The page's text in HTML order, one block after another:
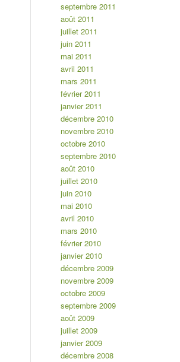
septembre 2011
août 2011
juillet 2011
juin 2011
mai 2011
avril 2011
mars 2011
février 2011
janvier 2011
décembre 2010
novembre 2010
octobre 2010
septembre 2010
août 2010
juillet 2010
juin 2010
mai 2010
avril 2010
mars 2010
février 2010
janvier 2010
décembre 2009
novembre 2009
octobre 2009
septembre 2009
août 2009
juillet 2009
janvier 2009
décembre 2008